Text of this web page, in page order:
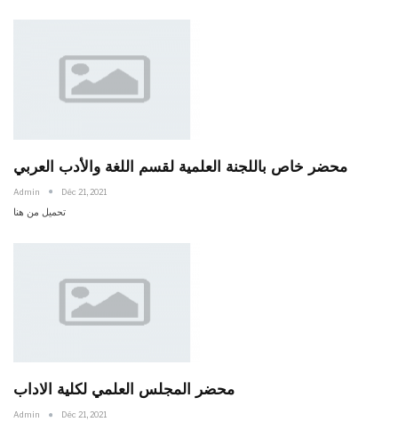
محضر خاص باللجنة العلمية لقسم اللغة والأدب العربي
Admin Déc 21, 2021
تحميل من هنا
محضر المجلس العلمي لكلية الاداب
Admin Déc 21, 2021